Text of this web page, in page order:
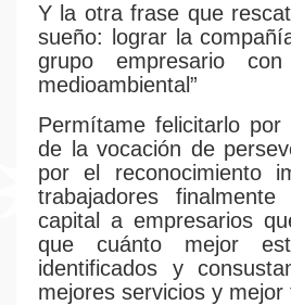
Y la otra frase que
sueño: lograr la
grupo empresario
medioambiental”
Permítame felicitarlo
de la vocación de
por el reconocimiento
trabajadores
capital a empresarios
que cuánto mejor
identificados y
mejores servicios y